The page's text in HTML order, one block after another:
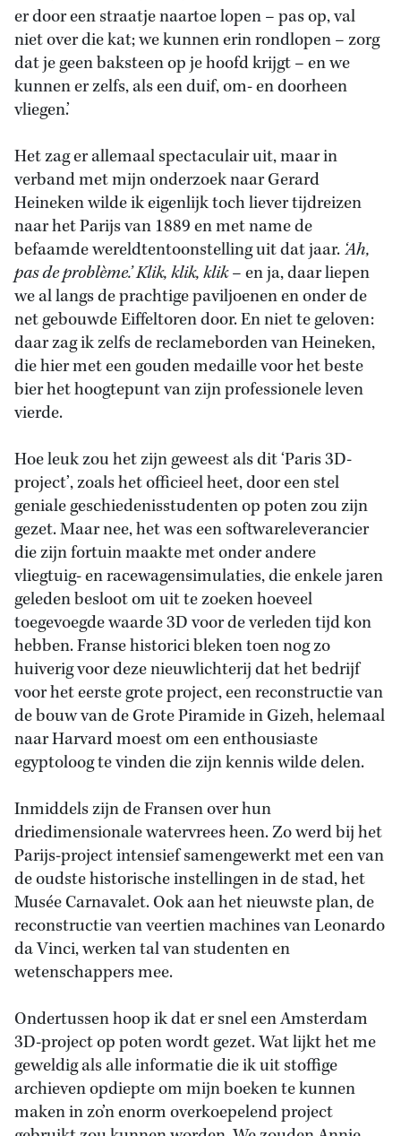
er door een straatje naartoe lopen – pas op, val
niet over die kat; we kunnen erin rondlopen – zorg
dat je geen baksteen op je hoofd krijgt – en we
kunnen er zelfs, als een duif, om- en doorheen
vliegen.’
Het zag er allemaal spectaculair uit, maar in
verband met mijn onderzoek naar Gerard
Heineken wilde ik eigenlijk toch liever tijdreizen
naar het Parijs van 1889 en met name de
befaamde wereldtentoonstelling uit dat jaar.‘Ah,
pas de problème.’ Klik, klik, klik– en ja, daar liepen
we al langs de prachtige paviljoenen en onder de
net gebouwde Eiffeltoren door. En niet te geloven:
daar zag ik zelfs de reclameborden van Heineken,
die hier met een gouden medaille voor het beste
bier het hoogtepunt van zijn professionele leven
vierde.
Hoe leuk zou het zijn geweest als dit ‘Paris 3D-
project’, zoals het officieel heet, door een stel
geniale geschiedenisstudenten op poten zou zijn
gezet. Maar nee, het was een softwareleverancier
die zijn fortuin maakte met onder andere
vliegtuig- en racewagensimulaties, die enkele jaren
geleden besloot om uit te zoeken hoeveel
toegevoegde waarde 3D voor de verleden tijd kon
hebben. Franse historici bleken toen nog zo
huiverig voor deze nieuwlichterij dat het bedrijf
voor het eerste grote project, een reconstructie van
de bouw van de Grote Piramide in Gizeh, helemaal
naar Harvard moest om een enthousiaste
egyptoloog te vinden die zijn kennis wilde delen.
Inmiddels zijn de Fransen over hun
driedimensionale watervrees heen. Zo werd bij het
Parijs-project intensief samengewerkt met een van
de oudste historische instellingen in de stad, het
Musée Carnavalet. Ook aan het nieuwste plan, de
reconstructie van veertien machines van Leonardo
da Vinci, werken tal van studenten en
wetenschappers mee.
Ondertussen hoop ik dat er snel een Amsterdam
3D-project op poten wordt gezet. Wat lijkt het me
geweldig als alle informatie die ik uit stoffige
archieven opdiepte om mijn boeken te kunnen
maken in zo’n enorm overkoepelend project